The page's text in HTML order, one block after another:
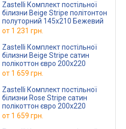
Zastelli Комплект постільної
білизни Beige Stripe політонтон
полуторний 145х210 Бежевий
от 1 231 грн.
Zastelli Комплект постільної
білизни Beige Stripe сатин
полікоттон євро 200х220
от 1 659 грн.
Zastelli Комплект постільної
білизни Rose Stripe сатин
полікоттон євро 200х220
от 1 659 грн.